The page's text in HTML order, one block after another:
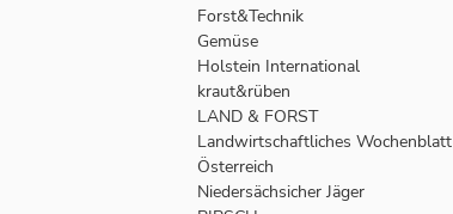
Forst&Technik
Gemüse
Holstein International
kraut&rüben
LAND & FORST
Landwirtschaftliches Wochenblatt
Österreich
Niedersächsicher Jäger